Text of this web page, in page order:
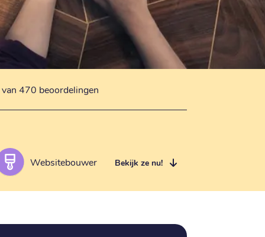
470 beoordelingen
Websitebouwer Bekijk ze nu!